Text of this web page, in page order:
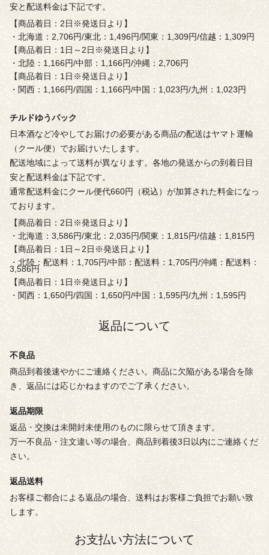
安と配送料金は下記です。
【商品着日：2日※発送日より】
・北海道：2,706円/東北：1,496円/関東：1,309円/信越：1,309円
【商品着日：1日～2日※発送日より】
・北陸：1,166円/中部：1,166円/沖縄：2,706円
【商品着日：1日※発送日より】
・関西：1,166円/四国：1,166円/中国：1,023円/九州：1,023円
チルドゆうパック
日本酒など冷やしてお届けの必要がある商品の配送はヤマト運輸
（クール便）でお届けいたします。
配送地域によって送料が異なります。各地の発送からの到着日目
安と配送料金は下記です。
通常配送料金にクール便代660円（税込）が加算された料金になっ
ております。
【商品着日：2日※発送日より】
・北海道：3,586円/東北：2,035円/関東：1,815円/信越：1,815円
【商品着日：1日～2日※発送日より】
・北陸：配送料：1,705円/中部：配送料：1,705円/沖縄：配送料：
3,586円
【商品着日：1日※発送日より】
・関西：1,650円/四国：1,650円/中国：1,595円/九州：1,595円
返品について
不良品
商品到着後速やかにご連絡ください。商品に欠陥がある場合を除
き、返品には応じかねますのでご了承ください。
返品期限
返品・交換は未開封未使用のものに限らせて頂きます。
万一不良品・注文違い等の場合、商品到着後3日以内にご連絡くだ
さい。
返品送料
お客様ご都合による返品の場合、送料はお客様ご負担でお願い致
します。
お支払い方法について